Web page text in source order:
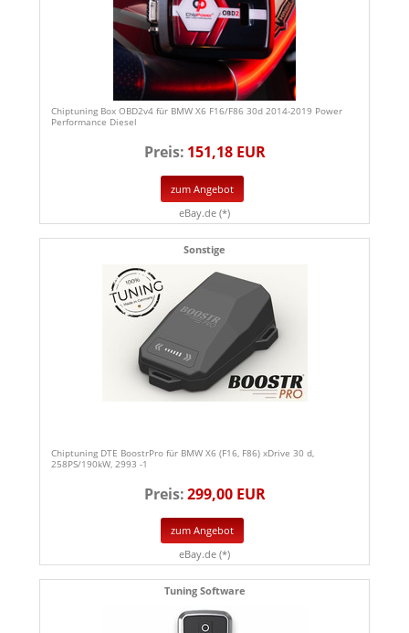
Chiptuning Box OBD2v4 für BMW X6 F16/F86 30d 2014-2019 Power
Performance Diesel
Preis: 151,18 EUR
zum Angebot
eBay.de (*)
Sonstige
Chiptuning DTE BoostrPro für BMW X6 (F16, F86) xDrive 30 d,
258PS/190kW, 2993 -1
Preis:299,00 EUR
zum Angebot
eBay.de (*)
Tuning Software